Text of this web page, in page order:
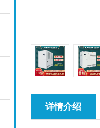
详情介绍